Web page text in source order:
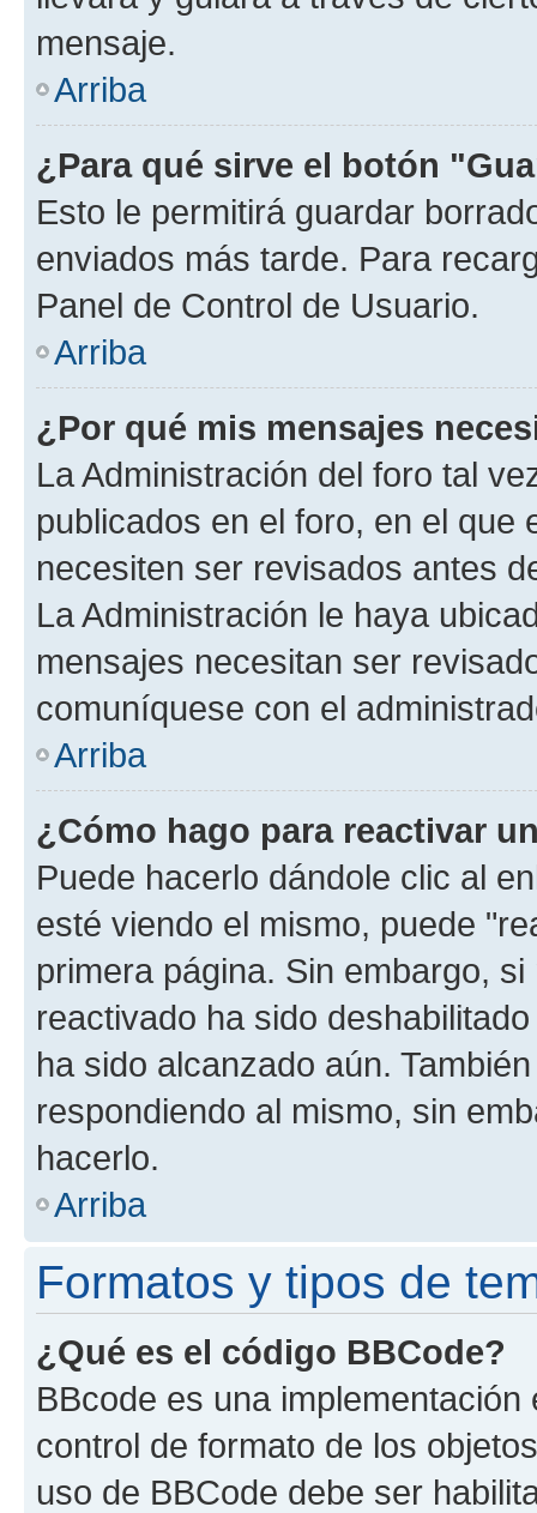
mensaje.
Arriba
¿Para qué sirve el botón
Esto le permitirá guardar
enviados más tarde. Para
Panel de Control de Usuario.
Arriba
¿Por qué mis mensajes
La Administración del foro tal
publicados en el foro, en el que
necesiten ser revisados antes
La Administración le haya
mensajes necesitan ser
comuníquese con el
Arriba
¿Cómo hago para reactivar
Puede hacerlo dándole clic al
esté viendo el mismo, puede
primera página. Sin embargo,
reactivado ha sido
ha sido alcanzado aún.
respondiendo al mismo, sin
hacerlo.
Arriba
Formatos y tipos de
¿Qué es el código BBCode?
BBcode es una
control de formato de los
uso de BBCode debe ser